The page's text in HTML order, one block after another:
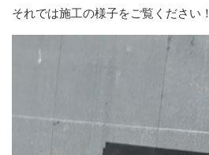
それでは施工の様子をご覧ください！